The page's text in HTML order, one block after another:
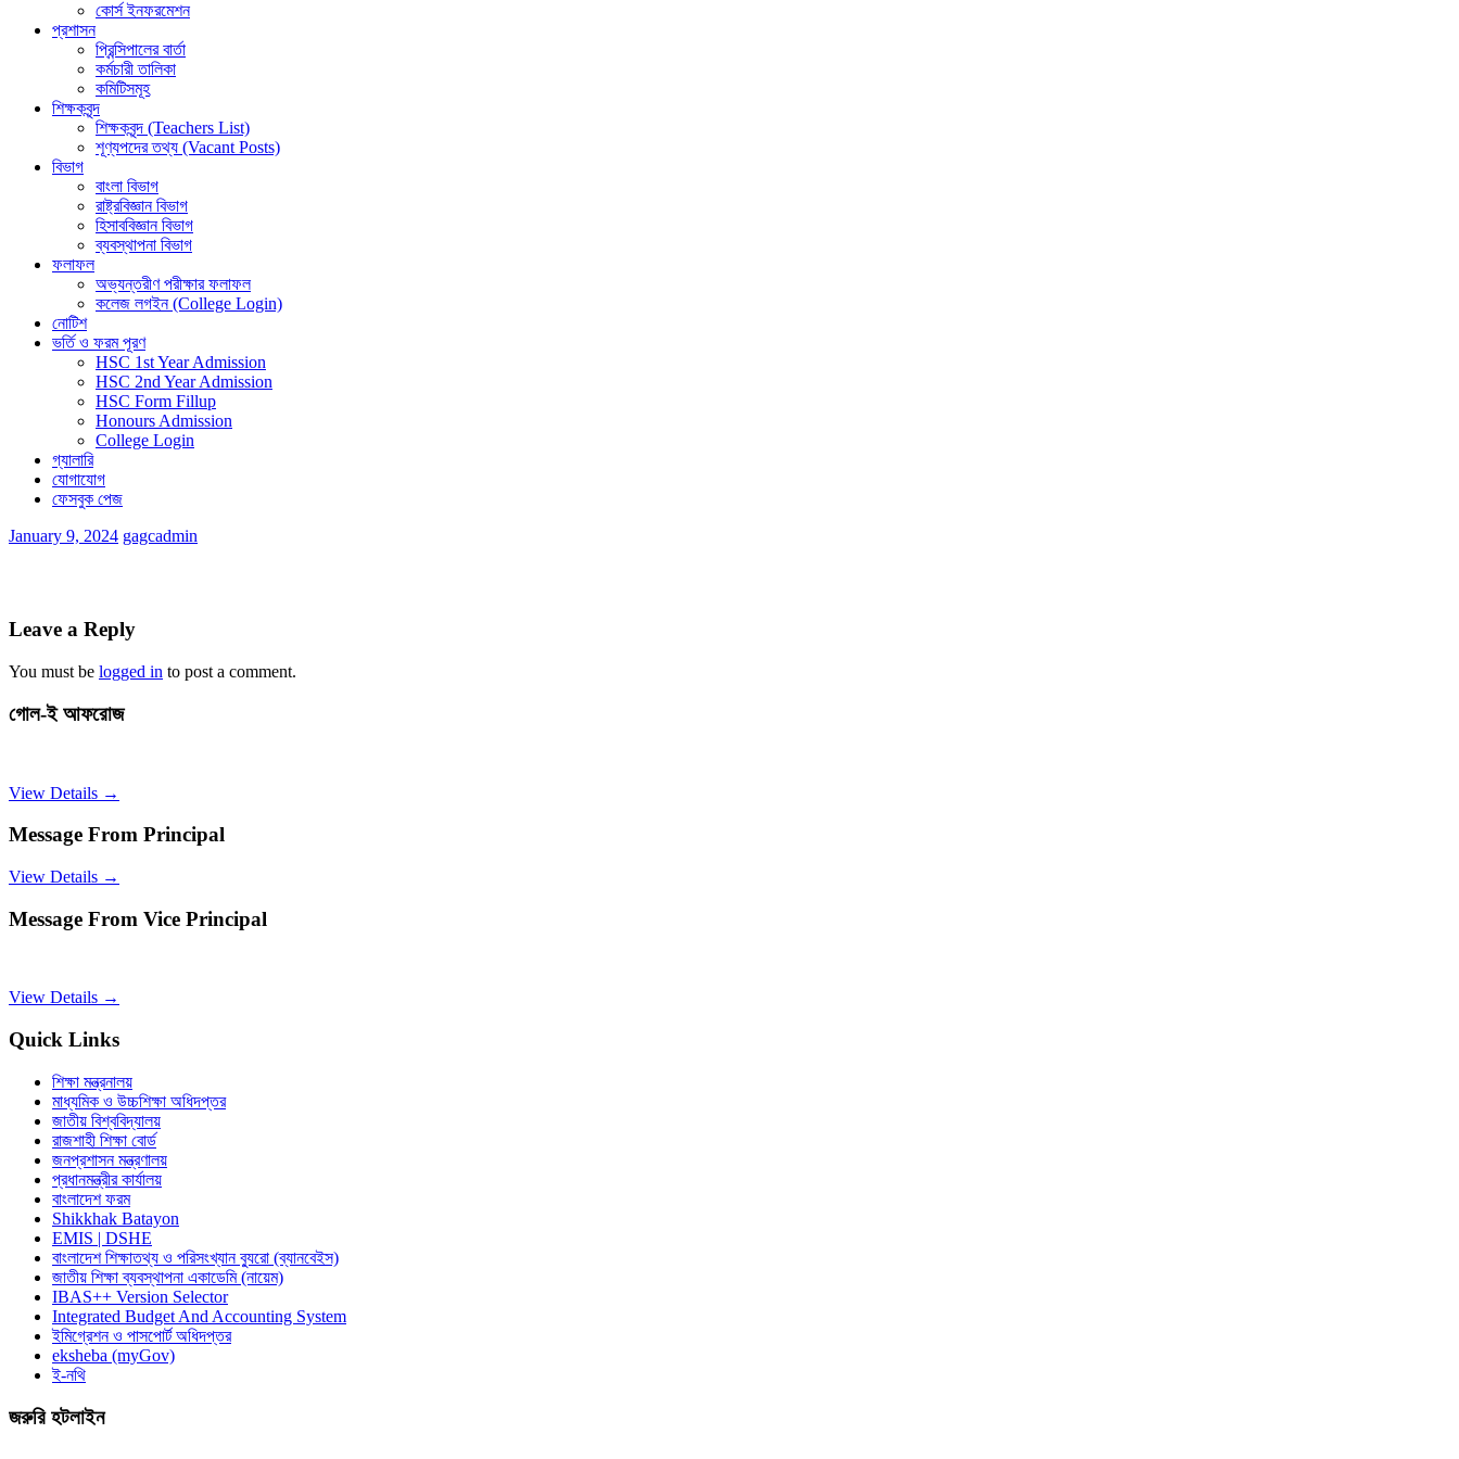
কোর্স ইনফরমেশন
প্রশাসন
প্রিন্সিপালের বার্তা
কর্মচারী তালিকা
কমিটিসমূহ
শিক্ষকবৃন্দ
শিক্ষকবৃন্দ (Teachers List)
শূণ্যপদের তথ্য (Vacant Posts)
বিভাগ
বাংলা বিভাগ
রাষ্ট্রবিজ্ঞান বিভাগ
হিসাববিজ্ঞান বিভাগ
ব্যবস্থাপনা বিভাগ
ফলাফল
অভ্যন্তরীণ পরীক্ষার ফলাফল
কলেজ লগইন (College Login)
নোটিশ
ভর্তি ও ফরম পূরণ
HSC 1st Year Admission
HSC 2nd Year Admission
HSC Form Fillup
Honours Admission
College Login
গ্যালারি
যোগাযোগ
ফেসবুক পেজ
January 9, 2024 gagcadmin
Leave a Reply
You must be logged in to post a comment.
গোল-ই আফরোজ
View Details →
Message From Principal
View Details →
Message From Vice Principal
View Details →
Quick Links
শিক্ষা মন্ত্রনালয়
মাধ্যমিক ও উচ্চশিক্ষা অধিদপ্তর
জাতীয় বিশ্ববিদ্যালয়
রাজশাহী শিক্ষা বোর্ড
জনপ্রশাসন মন্ত্রণালয়
প্রধানমন্ত্রীর কার্যালয়
বাংলাদেশ ফরম
Shikkhak Batayon
EMIS | DSHE
বাংলাদেশ শিক্ষাতথ্য ও পরিসংখ্যান ব্যুরো (ব্যানবেইস)
জাতীয় শিক্ষা ব্যবস্থাপনা একাডেমি (নায়েম)
IBAS++ Version Selector
Integrated Budget And Accounting System
ইমিগ্রেশন ও পাসপোর্ট অধিদপ্তর
eksheba (myGov)
ই-নথি
জরুরি হটলাইন